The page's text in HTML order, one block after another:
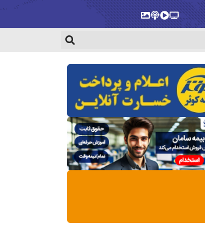
پخش‌زندهویدیو
پادکستگالری